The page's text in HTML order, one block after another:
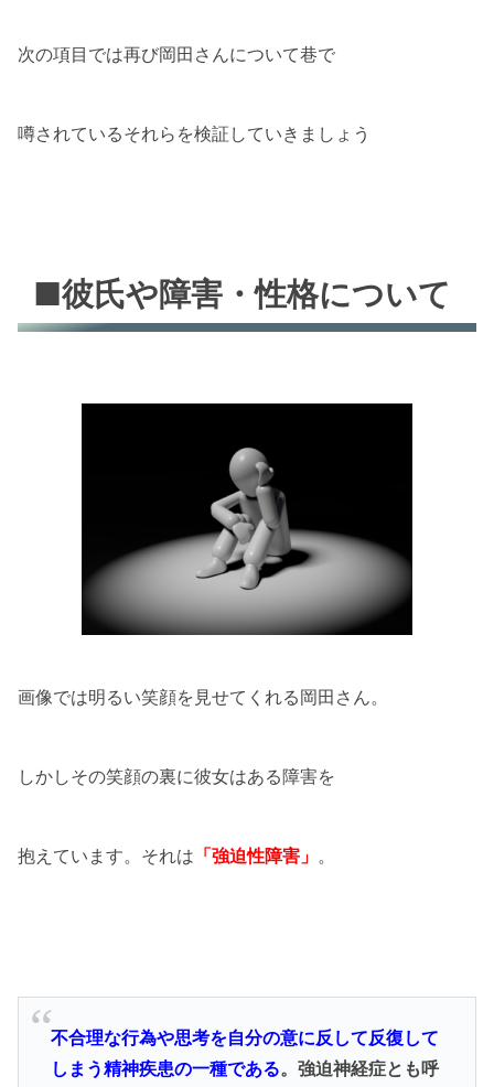
次の項目では再び岡田さんについて巷で
噂されているそれらを検証していきましょう
■彼氏や障害・性格について
画像では明るい笑顔を見せてくれる岡田さん。
しかしその笑顔の裏に彼女はある障害を
抱えています。それは 「強迫性障害」 。
不合理な行為や思考を自分の意に反して反復して
しまう精神疾患の一種である。強迫神経症とも呼